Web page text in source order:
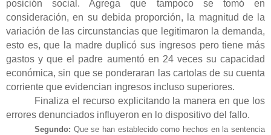
posición social. Agrega que tampoco se tomó en
consideración, en su debida proporción, la magnitud de la
variación de las circunstancias que legitimaron la demanda,
esto es, que la madre duplicó sus ingresos pero tiene más
gastos y que el padre aumentó en 24 veces su capacidad
económica, sin que se ponderaran las cartolas de su cuenta
corriente que evidencian ingresos incluso superiores.
Finaliza el recurso explicitando la manera en que los
errores denunciados influyeron en lo dispositivo del fallo.
Segundo: Que se han establecido como hechos en la sentencia